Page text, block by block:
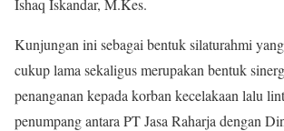
Ishaq Iskandar, M.Kes.
Kunjungan ini sebagai bentuk silaturahmi
cukup lama sekaligus merupakan bentuk
penanganan kepada korban kecelakaan lalu
penumpang antara PT Jasa Raharja dengan